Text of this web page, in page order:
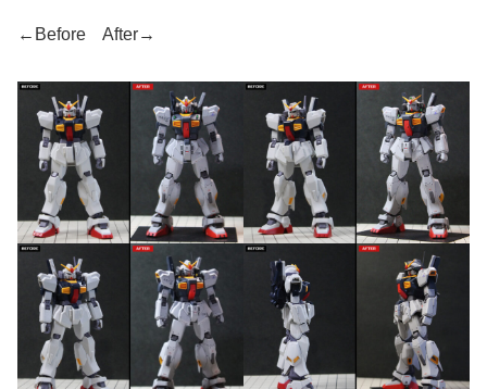
←Before After→